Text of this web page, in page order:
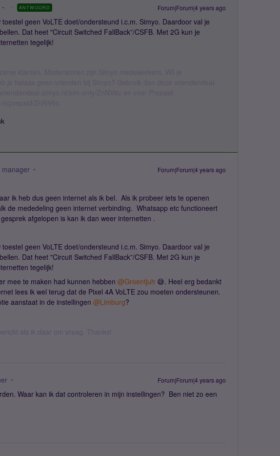
ANTWOORD Forum|Forum|4 years ago
geen VoLTE doet/ondersteund i.c.m. Simyo. Daardoor val je
Dat heet "Circuit Switched FallBack”/CSFB. Met 2G kun je
tegelijk!
manager Forum|Forum|4 years ago
ik heb dus geen internet als ik bel. Als ik probeer iets te openen
de mededeling geen internet verbinding. Whatsapp etc functioneert
afgelopen is kan ik dan weer internetten .
geen VoLTE doet/ondersteund i.c.m. Simyo. Daardoor val je
Dat heet "Circuit Switched FallBack”/CSFB. Met 2G kun je
tegelijk!
mee te maken had kunnen hebben @Groentjuh 😅. Heel erg bedankt
lees ik wel terug dat de Pixel 4A VoLTE zou moeten ondersteunen.
aanstaat in de instellingen @Limburg?
als ik daar om vraag. Thanks!
Forum|Forum|4 years ago
Waar kan ik dat controleren in mijn instellingen? Ben niet zo een